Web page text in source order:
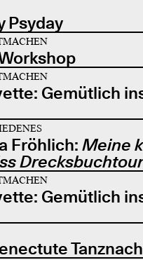
Psyday
Gemütlich
Fröhlich: Meine
Gemütlich